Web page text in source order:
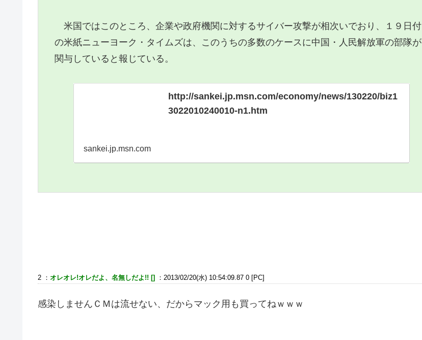
米国ではこのところ、企業や政府機関に対するサイバー攻撃が相次いでおり、１９日付
の米紙ニューヨーク・タイムズは、このうちの多数のケースに中国・人民解放軍の部隊が
関与していると報じている。
http://sankei.jp.msn.com/economy/news/130220/biz1
3022010240010-n1.htm
sankei.jp.msn.com
2 ： オレオレ!オレだよ、名無しだよ!! [] ：2013/02/20(水) 10:54:09.87 0 [PC]
感染しませんＣＭは流せない、だからマック用も買ってねｗｗｗ